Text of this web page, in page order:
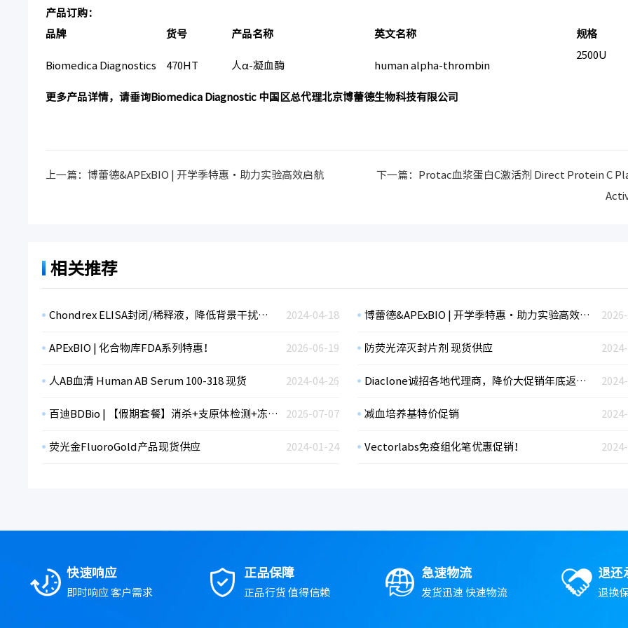
产品订购：
品牌
货号 产品名称 英文名称 规格
Biomedica Diagnostics 470HT 人α-凝血酶 human alpha-thrombin
2500U
更多产品详情，请垂询Biomedica Diagnostic 中国区总代理北京博蕾德生物科技有限公司
上一篇：博蕾德&APExBIO | 开学季特惠・助力实验高效启航 下一篇：
Protac血浆蛋白C激活剂 Direct Protein C
相关推荐
2024-04-18
Chondrex ELISA封闭/稀释液，降低背景干扰，同时可用作样本稀释液。 博蕾德&APExBIO | 开学季特惠・助力实验高效启航
2026-06-19
APExBIO | 化合物库FDA系列特惠！ 防荧光淬灭封片剂 现货供应
2024-04-26
人AB血清 Human AB Serum 100-318 现货 Diaclone诚招各地代理商，降价大促销年底返利，欢迎大家索要资料
2026-07-07
百迪BDBio | 【假期套餐】消杀+支原体检测+冻存，限时折扣！ 减血培养基特价促销
2024-01-24
荧光金FluoroGold产品现货供应 Vectorlabs免疫组化笔优惠促销！
快速响应
即时响应 客户需求
正品保障
正品行货 值得信赖
急速物流
发货迅速 快速物流
退还
退换